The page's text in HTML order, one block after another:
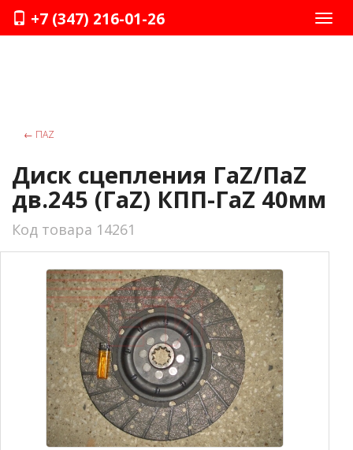
+7 (347) 216-01-26
← ПАZ
Диск сцепления ГаZ/ПаZ
дв.245 (ГаZ) КПП-ГаZ 40мм
Код товара 14261